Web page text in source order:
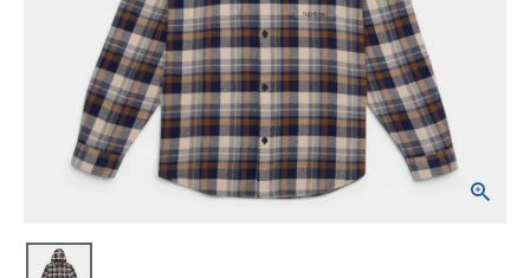
Supreme シュプ
リーム 2026SS
Flannel Shirt
フーデッド フラン
ネルシャツ ブラ
(税込)
NEW ITEMS
Tシャツ・ロングスリーブ